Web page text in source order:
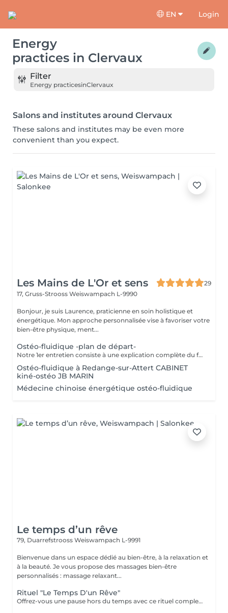
EN Login
Energy
practices in Clervaux
Filter
Energy practicesinClervaux
Salons and institutes around Clervaux
These salons and institutes may be even more
convenient than you expect.
Les Mains de L'Or et sens
29
17, Gruss-Strooss Weiswampach L-9990
Bonjour, je suis Laurence, praticienne en soin holistique et
énergétique. Mon approche personnalisée vise à favoriser votre
bien-être physique, ment...
Ostéo-fluidique -plan de départ-
Notre 1er entretien consiste à une explication complète du fonctionne de l'Ostéofluidique ainsi que de voir notre plan d'action et le nombre de séance à fixer selon votre problématique.
Ostéo-fluidique à Redange-sur-Attert CABINET
kiné-ostéo JB MARIN
Médecine chinoise énergétique ostéo-fluidique
Le temps d’un rêve
79, Duarrefstrooss Weiswampach L-9991
Bienvenue dans un espace dédié au bien-être, à la relaxation et
à la beauté. Je vous propose des massages bien-être
personnalisés : massage relaxant...
Rituel "Le Temps D'un Rêve"
Offrez-vous une pause hors du temps avec ce rituel complet alliant détente et harmonisation. Ce soin débute par une purification des mains et des pieds : gommage et masque pour les mains, bain, gommage et masque pour les pieds, pour une sensation de légèreté et de douceur. Il se poursuit avec un soin visage fondamental, suivi d'un énergétique Reiki. Le rituel se termine par un massage relaxant, pour un lâcher-prise profond et durable. Un moment de bien-être absolu le temps d'un rêve.